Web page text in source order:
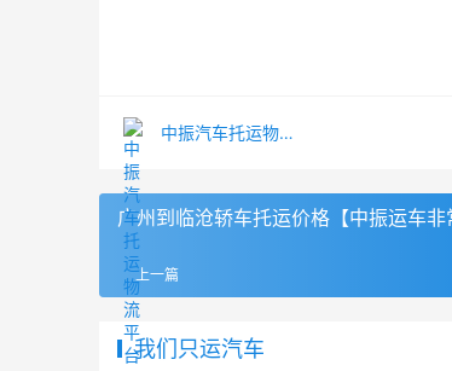
中振汽车托运物流平台
广州到临沧轿车托运价格【中振运车非
上一篇
我们只运汽车